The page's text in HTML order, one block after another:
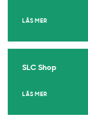
LÄS MER
SLC Shop
LÄS MER